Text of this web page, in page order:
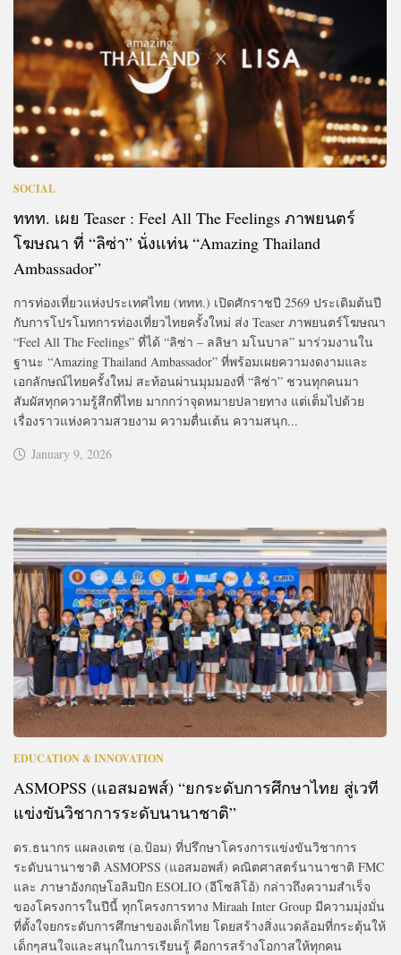
SOCIAL
ททท. เผย Teaser : Feel All The Feelings ภาพยนตร์
โฆษณา ที่ “ลิซ่า” นั่งแท่น “Amazing Thailand
Ambassador”
การท่องเที่ยวแห่งประเทศไทย (ททท.) เปิดศักราชปี 2569 ประเดิมต้นปี
กับการโปรโมทการท่องเที่ยวไทยครั้งใหม่ ส่ง Teaser ภาพยนตร์โฆษณา
“Feel All The Feelings” ที่ได้ “ลิซ่า – ลลิษา มโนบาล” มาร่วมงานใน
ฐานะ “Amazing Thailand Ambassador” ที่พร้อมเผยความงดงามและ
เอกลักษณ์ไทยครั้งใหม่ สะท้อนผ่านมุมมองที่ “ลิซ่า” ชวนทุกคนมา
สัมผัสทุกความรู้สึกที่ไทย มากกว่าจุดหมายปลายทาง แต่เต็มไปด้วย
เรื่องราวแห่งความสวยงาม ความตื่นเต้น ความสนุก...
January 9, 2026
EDUCATION & INNOVATION
ASMOPSS (แอสมอพส์) “ยกระดับการศึกษาไทย สู่เวที
แข่งขันวิชาการระดับนานาชาติ”
ดร.ธนากร แผลงเดช (อ.ป้อม) ที่ปรึกษาโครงการแข่งขันวิชาการ
ระดับนานาชาติ ASMOPSS (แอสมอพส์) คณิตศาสตร์นานาชาติ FMC
และ ภาษาอังกฤษโอลิมปิก ESOLIO (อีโซลิโอ้) กล่าวถึงความสำเร็จ
ของโครงการในปีนี้ ทุกโครงการทาง Miraah Inter Group มีความมุ่งมั่น
ที่ตั้งใจยกระดับการศึกษาของเด็กไทย โดยสร้างสิ่งแวดล้อมที่กระตุ้นให้
เด็กๆสนใจและสนุกในการเรียนรู้ คือการสร้างโอกาสให้ทุกคน